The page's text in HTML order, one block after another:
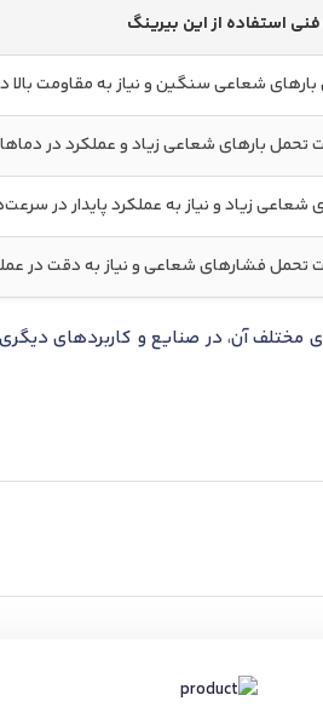
استفاده از این بیرینگ
شعاعی سنگین و نیاز به مقاومت بالا در
تحمل بارهای شعاعی زیاد و عملکرد در
شعاعی زیاد و نیاز به عملکرد پایدار در
تحمل فشارهای شعاعی و نیاز به دقت در
آن، در صنایع و کاربردهای